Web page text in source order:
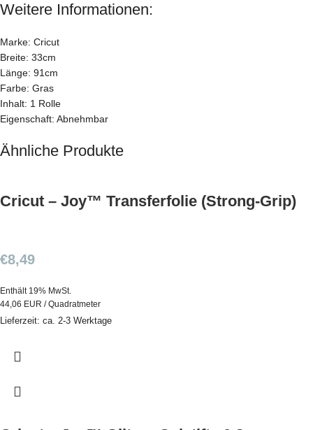
Weitere Informationen:
Marke: Cricut
Breite: 33cm
Länge: 91cm
Farbe: Gras
Inhalt: 1 Rolle
Eigenschaft: Abnehmbar
Ähnliche Produkte
Cricut – Joy™ Transferfolie (Strong-Grip)
€8,49
Enthält 19% MwSt.
44,06 EUR / Quadratmeter
Lieferzeit: ca. 2-3 Werktage